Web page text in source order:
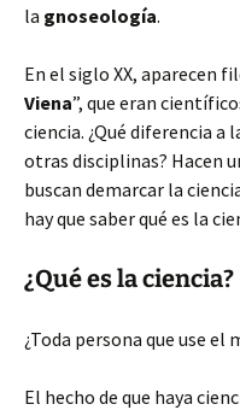
la gnoseología.
En el siglo XX, aparecen
Viena”, que eran
ciencia. ¿Qué diferencia
otras disciplinas? Hacen
buscan demarcar la
hay que saber qué es la
¿Qué es la ciencia?
¿Toda persona que use
El hecho de que haya